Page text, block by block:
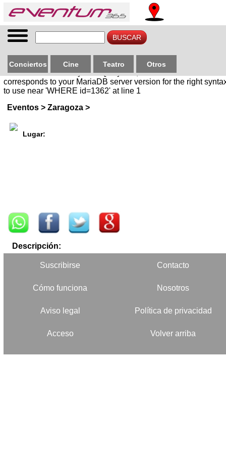
Conciertos Cine Teatro Otros
You have an error in your SQL syntax; check the manual that
corresponds to your MariaDB server version for the right
to use near 'WHERE id=1362' at line 1
Eventos > Zaragoza >
Lugar:
Descripción:
Suscribirse Contacto
Cómo funciona Nosotros
Aviso legal Política de privacidad
Acceso Volver arriba